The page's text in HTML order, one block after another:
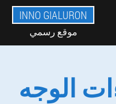
INNO GIALURON
موقع رسمي
الوجه